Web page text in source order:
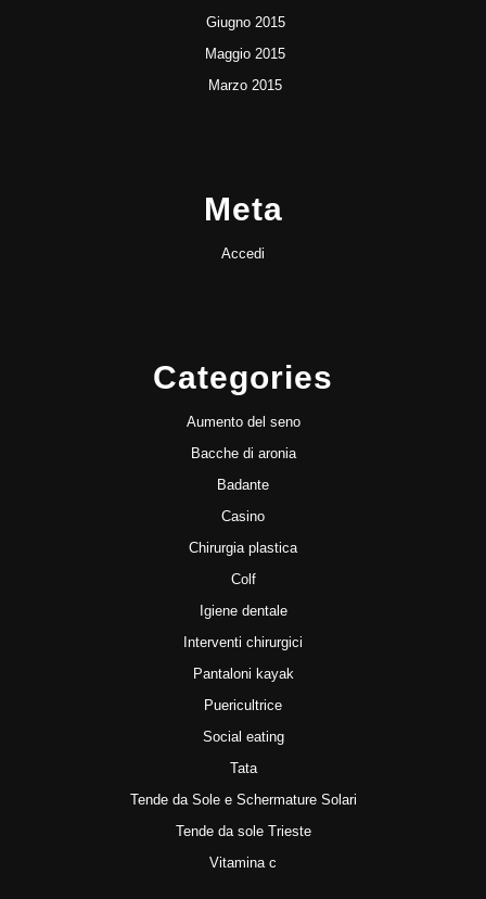
Giugno 2015
Maggio 2015
Marzo 2015
Meta
Accedi
Categories
Aumento del seno
Bacche di aronia
Badante
Casino
Chirurgia plastica
Colf
Igiene dentale
Interventi chirurgici
Pantaloni kayak
Puericultrice
Social eating
Tata
Tende da Sole e Schermature Solari
Tende da sole Trieste
Vitamina c